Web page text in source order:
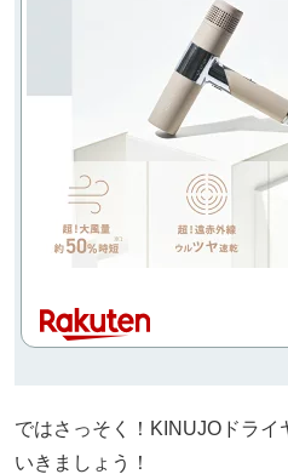
ではさっそく！KINUJOドライ
いきましょう！